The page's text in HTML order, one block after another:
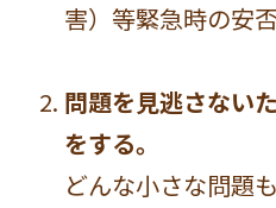
害）等緊急時の安
問題を見逃さない
をする。
どんな小さな問題